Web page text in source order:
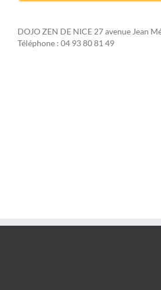
DOJO ZEN DE NICE 27 avenue Jean
Téléphone : 04 93 80 81 49